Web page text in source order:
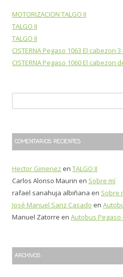
MOTORIZACION TALGO II
TALGO II
TALGO II
CISTERNA Pegaso 1063 El cabezon
CISTERNA Pegaso 1060 El cabezon
u
c
:
COMENTARIOS RECIENTES
Hector Gimenez en TALGO II
Carlos Alonso Maurin en Sobre mí
rafael sanahuja albiñana en Sobre
José Manuel Sanz Casado en
Manuel Zatorre en Autobus Pegaso
ARCHIVOS